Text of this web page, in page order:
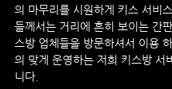
의 마무리를 시원하게 키스 서비
들께서는 거리에 흔히 보이는 간
스방 업체들을 방문하셔서 이용
의 맞게 운영하는 저희 키스방 서
니다.